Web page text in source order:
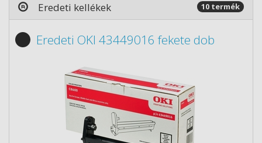
Eredeti kellékek 10 termék
Eredeti OKI 43449016 fekete dob